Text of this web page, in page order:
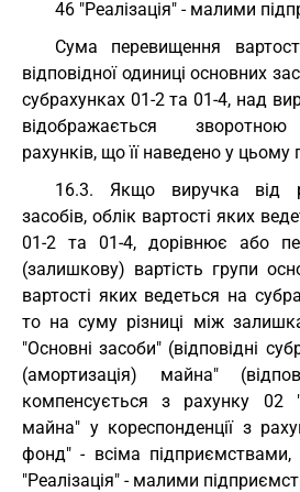
46 "Реалізація" - малими
Сума перевищення
відповідної одиниці основних
субрахунках 01-2 та 01-4, над
відображається
рахунків, що її наведено у цьому
16.3. Якщо виручка від
засобів, облік вартості яких
01-2 та 01-4, дорівнює або
(залишкову) вартість групи
вартості яких ведеться на
то на суму різниці між
"Основні засоби" (відповідні
(амортизація) майна"
компенсується з рахунку 02
майна" у кореспонденції з
фонд" - всіма
"Реалізація" - малими